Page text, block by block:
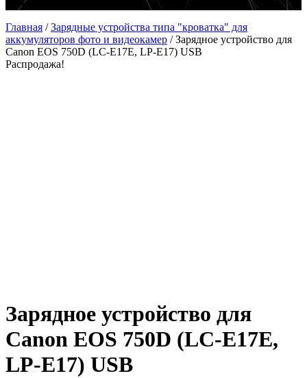
Главная /Зарядные устройства типа "кроватка" для
аккумуляторов фото и видеокамер /Зарядное устройство для
Canon EOS 750D (LC-E17E, LP-E17) USB
Распродажа!
Зарядное устройство для
Canon EOS 750D (LC-E17E,
LP-E17) USB